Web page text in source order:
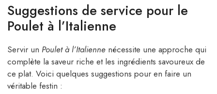
Suggestions de service pour le
Poulet à l’Italienne
Servir un Poulet à l’Italienne nécessite une approche qui
complète la saveur riche et les ingrédients savoureux de
ce plat. Voici quelques suggestions pour en faire un
véritable festin :